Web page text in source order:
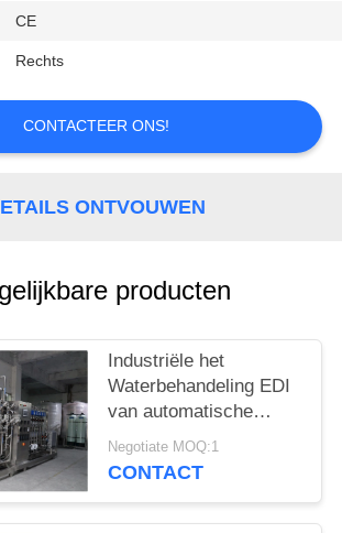
CE
Rechts
CONTACTEER ONS!
ONTVOUWEN
producten
Industriële het
Waterbehandeling EDI
van automatische
Controlero voor
Schoonheidsmiddelen
Negotiate MOQ:1
CONTACT